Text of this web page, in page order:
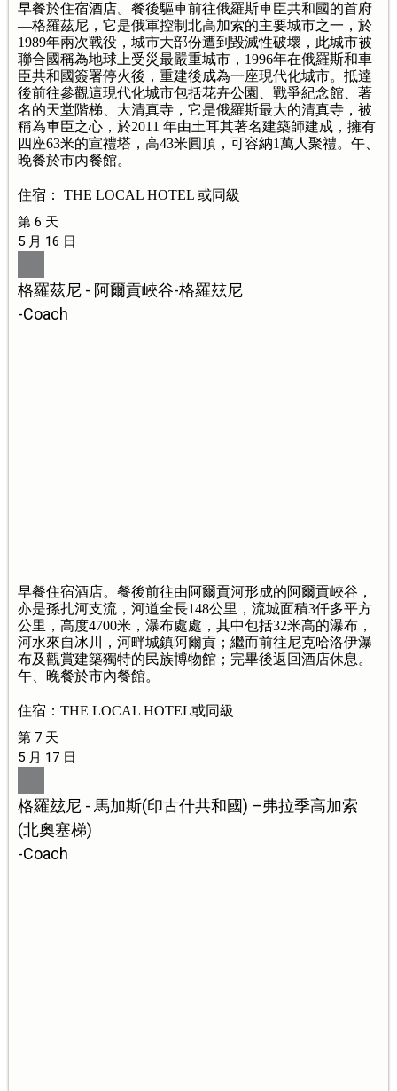
早餐於住宿酒店。餐後驅車前往俄羅斯車臣共和國的首府
—格羅茲尼，它是俄軍控制北高加索的主要城市之一，於
1989年兩次戰役，城市大部份遭到毀滅性破壞，此城市被
聯合國稱為地球上受災最嚴重城市，1996年在俄羅斯和車
臣共和國簽署停火後，重建後成為一座現代化城市。抵達
後前往參觀這現代化城市包括花卉公園、戰爭紀念館、著
名的天堂階梯、大清真寺，它是俄羅斯最大的清真寺，被
稱為車臣之心，於2011 年由土耳其著名建築師建成，擁有
四座63米的宣禮塔，高43米圓頂，可容納1萬人聚禮。午、
晚餐於市內餐館。
住宿： THE LOCAL HOTEL 或同級
第 6 天
5 月 16 日
格羅茲尼 - 阿爾貢峽谷-格羅玆尼
-Coach
早餐住宿酒店。餐後前往由阿爾貢河形成的阿爾貢峽谷，
亦是孫扎河支流，河道全長148公里，流城面積3仟多平方
公里，高度4700米，瀑布處處，其中包括32米高的瀑布，
河水來自冰川，河畔城鎮阿爾貢；繼而前往尼克哈洛伊瀑
布及觀賞建築獨特的民族博物館；完畢後返回酒店休息。
午、晚餐於市內餐館。
住宿：THE LOCAL HOTEL或同級
第 7 天
5 月 17 日
格羅玆尼 - 馬加斯(印古什共和國) –弗拉季高加索
(北奧塞梯)
-Coach